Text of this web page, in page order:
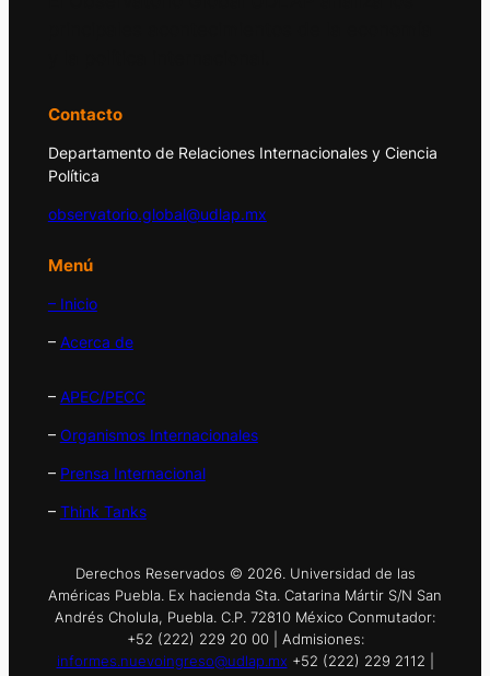
Contacto
Departamento de Relaciones Internacionales y Ciencia
Política
observatorio.global@udlap.mx
Menú
– Inicio
– Acerca de
– APEC/PECC
– Organismos Internacionales
– Prensa Internacional
– Think Tanks
Derechos Reservados © 2026. Universidad de las
Américas Puebla. Ex hacienda Sta. Catarina Mártir S/N San
Andrés Cholula, Puebla. C.P. 72810 México Conmutador:
+52 (222) 229 20 00 | Admisiones:
informes.nuevoingreso@udlap.mx +52 (222) 229 2112 |